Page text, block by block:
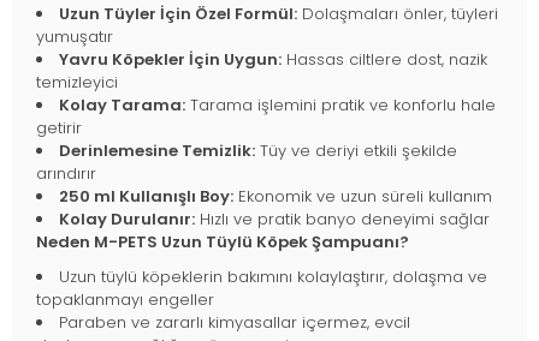
Uzun Tüyler İçin Özel Formül: Dolaşmaları önler, tüyleri
yumuşatır
Yavru Köpekler İçin Uygun: Hassas ciltlere dost, nazik
temizleyici
Kolay Tarama: Tarama işlemini pratik ve konforlu hale
getirir
Derinlemesine Temizlik: Tüy ve deriyi etkili şekilde
arındırır
250 ml Kullanışlı Boy: Ekonomik ve uzun süreli kullanım
Kolay Durulanır: Hızlı ve pratik banyo deneyimi sağlar
Neden M-PETS Uzun Tüylü Köpek Şampuanı?
Uzun tüylü köpeklerin bakımını kolaylaştırır, dolaşma ve
topaklanmayı engeller
Paraben ve zararlı kimyasallar içermez, evcil